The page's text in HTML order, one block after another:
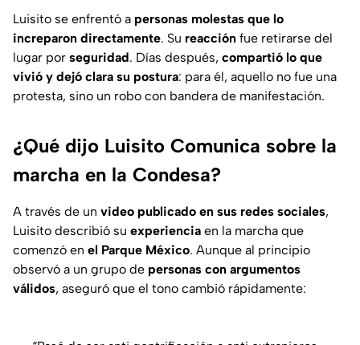
Luisito se enfrentó a personas molestas que lo
increparon directamente. Su reacción fue retirarse del
lugar por seguridad. Días después, compartió lo que
vivió y dejó clara su postura: para él, aquello no fue una
protesta, sino un robo con bandera de manifestación.
¿Qué dijo Luisito Comunica sobre la
marcha en la Condesa?
A través de un video publicado en sus redes sociales,
Luisito describió su experiencia en la marcha que
comenzó en el Parque México. Aunque al principio
observó a un grupo de personas con argumentos
válidos, aseguró que el tono cambió rápidamente: